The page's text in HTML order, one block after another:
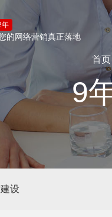
年
的网络营销真正落地
首页
9
设